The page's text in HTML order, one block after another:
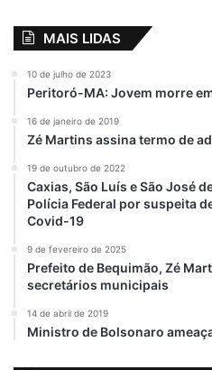
MAIS LIDAS
10 de julho de 2023
Peritoró-MA: Jovem morre
16 de janeiro de 2019
Zé Martins assina termo de
19 de outubro de 2022
Caxias, São Luís e São José
Polícia Federal por suspeita
Covid-19
9 de fevereiro de 2025
Prefeito de Bequimão, Zé
secretários municipais
14 de abril de 2019
Ministro de Bolsonaro